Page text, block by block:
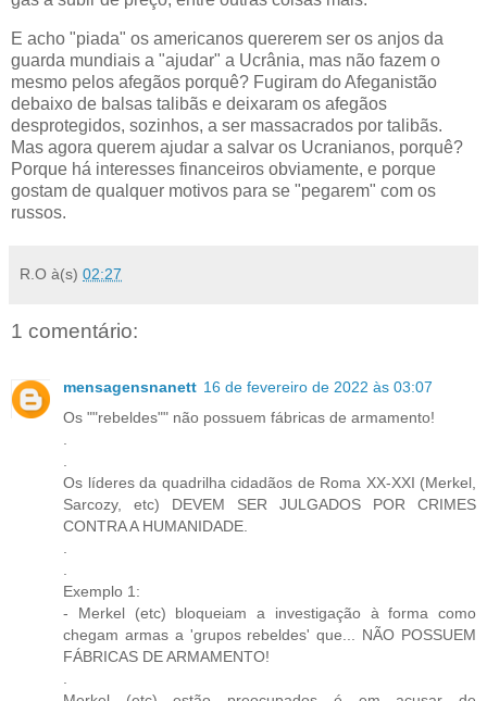
E acho "piada" os americanos quererem ser os anjos da
guarda mundiais a "ajudar" a Ucrânia, mas não fazem o
mesmo pelos afegãos porquê? Fugiram do Afeganistão
debaixo de balsas talibãs e deixaram os afegãos
desprotegidos, sozinhos, a ser massacrados por talibãs.
Mas agora querem ajudar a salvar os Ucranianos, porquê?
Porque há interesses financeiros obviamente, e porque
gostam de qualquer motivos para se "pegarem" com os
russos.
R.O à(s) 02:27
1 comentário:
mensagensnanett 16 de fevereiro de 2022 às 03:07
Os ""rebeldes"" não possuem fábricas de armamento!
Os líderes da quadrilha cidadãos de Roma XX-XXI (Merkel,
Sarcozy, etc) DEVEM SER JULGADOS POR CRIMES
CONTRA A HUMANIDADE.
Exemplo 1:
- Merkel (etc) bloqueiam a investigação à forma como
chegam armas a 'grupos rebeldes' que... NÃO POSSUEM
FÁBRICAS DE ARMAMENTO!